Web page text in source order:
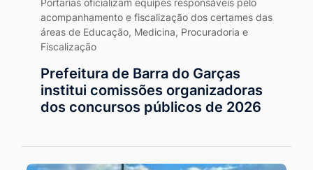
Portarias oficializam equipes responsáveis pelo
acompanhamento e fiscalização dos certames das
áreas de Educação, Medicina, Procuradoria e
Fiscalização
Prefeitura de Barra do Garças
institui comissões organizadoras
dos concursos públicos de 2026